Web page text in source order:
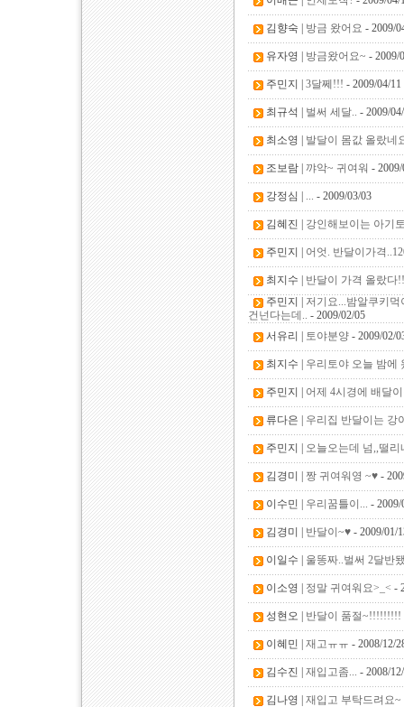
김향숙 | 방금 왔어요 - 2009/
유자영 | 방금왔어요~ - 2009/
주민지 | 3달쩨!!! - 2009/04/11
최규석 | 벌써 세달.. - 2009/
최소영 | 발달이 몸값 올랐네
조보람 | 꺄악~ 귀여워 -
강정심 | ... - 2009/03/03
김혜진 | 강인해보이는 아기
주민지 | 어엇. 반달이가격
최지수 | 반달이 가격 올랐다
주민지 | 저기요...밤알쿠키
건넌다는데.. - 2009/02/05
서유리 | 토야분양 - 2009/02/
최지수 | 우리토야 오늘 밤에
주민지 | 어제 4시경에 배달
류다은 | 우리집 반달이는 강
주민지 | 오늘오는데 넘,,떨
김경미 | 짱 귀여워영 ~♥ -
이수민 | 우리꿈틀이... - 2009/
김경미 | 반달이~♥ - 2009/01/
이일수 | 울똥짜..벌써 2달반
이소영 | 정말 귀여워요>_< -
성현오 | 반달이 품절~!!!!!!!!!
이혜민 | 재고ㅠㅠ - 2008/12/
김수진 | 재입고좀... - 2008/
김나영 | 재입고 부탁드려요~